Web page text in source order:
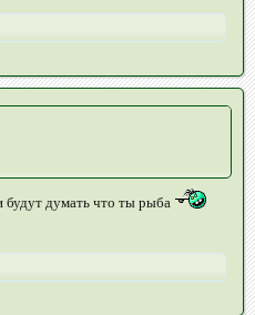
думать что ты рыба